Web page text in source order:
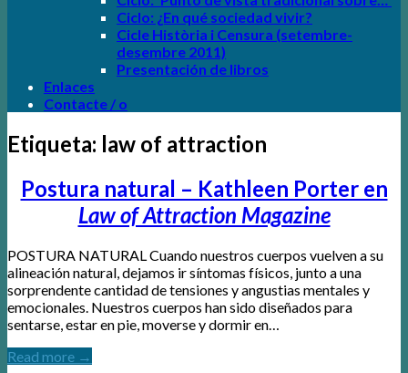
Ciclo: ¿En qué sociedad vivir?
Cicle Història i Censura (setembre-
desembre 2011)
Presentación de libros
Enlaces
Contacte / o
Etiqueta: law of attraction
Postura natural – Kathleen Porter en
Law of Attraction Magazine
POSTURA NATURAL Cuando nuestros cuerpos vuelven a su
alineación natural, dejamos ir síntomas físicos, junto a una
sorprendente cantidad de tensiones y angustias mentales y
emocionales. Nuestros cuerpos han sido diseñados para
sentarse, estar en pie, moverse y dormir en…
Read more →